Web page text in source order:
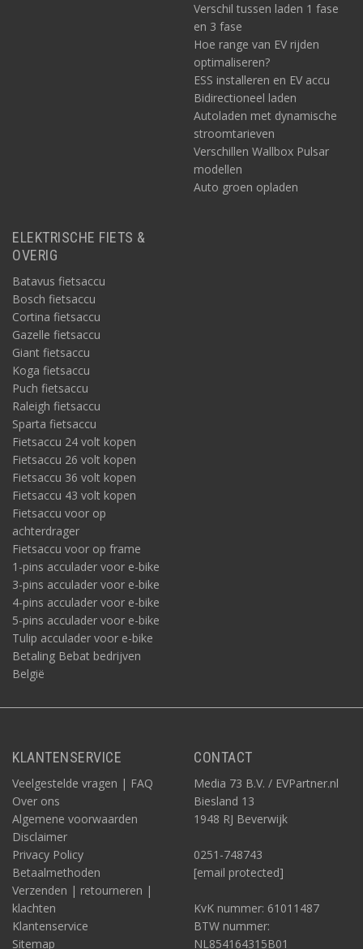
Verschil tussen laden 1 fase
en 3 fase
Hoe range van EV rijden
optimaliseren?
ESS installeren en EV accu
Bidirectioneel laden
Autoladen met dynamische
stroomtarieven
Verschillen Wallbox Pulsar
modellen
Auto groen opladen
ELEKTRISCHE FIETS &
OVERIG
Batavus fietsaccu
Bosch fietsaccu
Cortina fietsaccu
Gazelle fietsaccu
Giant fietsaccu
Koga fietsaccu
Puch fietsaccu
Raleigh fietsaccu
Sparta fietsaccu
Fietsaccu 24 volt kopen
Fietsaccu 26 volt kopen
Fietsaccu 36 volt kopen
Fietsaccu 43 volt kopen
Fietsaccu voor op
achterdrager
Fietsaccu voor op frame
1-pins acculader voor e-bike
3-pins acculader voor e-bike
4-pins acculader voor e-bike
5-pins acculader voor e-bike
Tulip acculader voor e-bike
Betaling Bebat bedrijven
België
KLANTENSERVICE
Veelgestelde vragen | FAQ
Over ons
Algemene voorwaarden
Disclaimer
Privacy Policy
Betaalmethoden
Verzenden | retourneren |
klachten
Klantenservice
Sitemap
CONTACT
Media 73 B.V. / EVPartner.nl
Biesland 13
1948 RJ Beverwijk
0251-748743
[email protected]
KvK nummer: 61011487
BTW nummer:
NL854164315B01